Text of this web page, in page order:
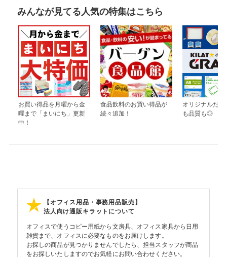
みんなが見てる人気の特集はこちら
お買い得品を月曜から金
曜まで「まいにち」更新
中！
食品飲料のお買い得品が
続々追加！
オリジナルだか
も品質も◎
【オフィス用品・事務用品販売】
法人向け通販キラットについて
オフィスで使うコピー用紙から文房具、オフィス家具から日用
雑貨まで、オフィスに必要なものをお届けします。
お探しの商品が見つかりませんでしたら、担当スタッフが商品
をお探しいたしますのでお気軽にお問い合わせください。